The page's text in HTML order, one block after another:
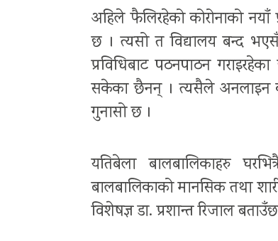
अहिले फैलिरहेको कोरोनाको नयाँ
छ । त्यसो त विद्यालय बन्द
प्रविधिबाट पठनपाठन
सकेका छैनन् । त्यसैले अनलाइन
गुनासो छ ।
यतिबेला बालबालिकाहरु
बालबालिकाको मानसिक तथा
विशेषज्ञ डा. प्रशान्त रिजाल